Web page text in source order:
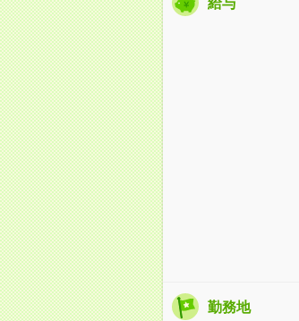
勤務地